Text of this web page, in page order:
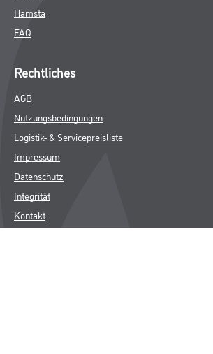
Hamsta
FAQ
Rechtliches
AGB
Nutzungsbedingungen
Logistik- & Servicepreisliste
Impressum
Datenschutz
Integrität
Kontakt